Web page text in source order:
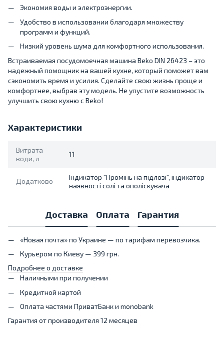
Экономия воды и электроэнергии.
Удобство в использовании благодаря множеству
программ и функций.
Низкий уровень шума для комфортного использования.
Встраиваемая посудомоечная машина Beko DIN 26423 – это
надежный помощник на вашей кухне, который поможет вам
сэкономить время и усилия. Сделайте свою жизнь проще и
комфортнее, выбрав эту модель. Не упустите возможность
улучшить свою кухню с Beko!
Характеристики
Витрата
води, л
11
Додатково
Індикатор "Промінь на підлозі", індикатор
наявності солі та ополіскувача
Доставка Оплата Гарантия
«Новая почта» по Украине — по тарифам перевозчика.
Курьером по Киеву — 399 грн.
Подробнее о доставке
Наличными при получении
Кредитной картой
Оплата частями ПриватБанк и monobank
Гарантия от производителя 12 месяцев